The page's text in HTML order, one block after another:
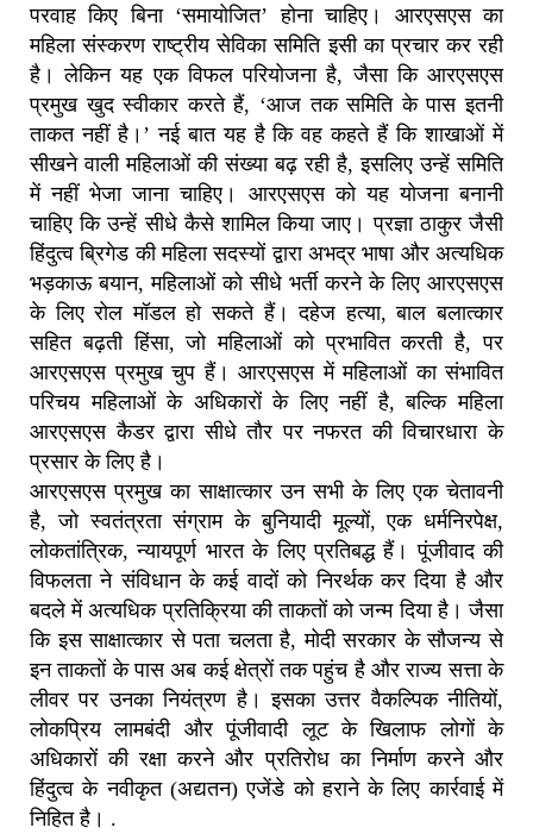
परवाह किए बिना ‘समायोजित’ होना चाहिए। आरएसएस का
महिला संस्करण राष्ट्रीय सेविका समिति इसी का प्रचार कर रही
है। लेकिन यह एक विफल परियोजना है, जैसा कि आरएसएस
प्रमुख खुद स्वीकार करते हैं, ‘आज तक समिति के पास इतनी
ताकत नहीं है।’ नई बात यह है कि वह कहते हैं कि शाखाओं में
सीखने वाली महिलाओं की संख्या बढ़ रही है, इसलिए उन्हें समिति
में नहीं भेजा जाना चाहिए। आरएसएस को यह योजना बनानी
चाहिए कि उन्हें सीधे कैसे शामिल किया जाए। प्रज्ञा ठाकुर जैसी
हिंदुत्व ब्रिगेड की महिला सदस्यों द्वारा अभद्र भाषा और अत्यधिक
भड़काऊ बयान, महिलाओं को सीधे भर्ती करने के लिए आरएसएस
के लिए रोल मॉडल हो सकते हैं। दहेज हत्या, बाल बलात्कार
सहित बढ़ती हिंसा, जो महिलाओं को प्रभावित करती है, पर
आरएसएस प्रमुख चुप हैं। आरएसएस में महिलाओं का संभावित
परिचय महिलाओं के अधिकारों के लिए नहीं है, बल्कि महिला
आरएसएस कैडर द्वारा सीधे तौर पर नफरत की विचारधारा के
प्रसार के लिए है।
आरएसएस प्रमुख का साक्षात्कार उन सभी के लिए एक चेतावनी
है, जो स्वतंत्रता संग्राम के बुनियादी मूल्यों, एक धर्मनिरपेक्ष,
लोकतांत्रिक, न्यायपूर्ण भारत के लिए प्रतिबद्ध हैं। पूंजीवाद की
विफलता ने संविधान के कई वादों को निरर्थक कर दिया है और
बदले में अत्यधिक प्रतिक्रिया की ताकतों को जन्म दिया है। जैसा
कि इस साक्षात्कार से पता चलता है, मोदी सरकार के सौजन्य से
इन ताकतों के पास अब कई क्षेत्रों तक पहुंच है और राज्य सत्ता के
लीवर पर उनका नियंत्रण है। इसका उत्तर वैकल्पिक नीतियों,
लोकप्रिय लामबंदी और पूंजीवादी लूट के खिलाफ लोगों के
अधिकारों की रक्षा करने और प्रतिरोध का निर्माण करने और
हिंदुत्व के नवीकृत (अद्यतन) एजेंडे को हराने के लिए कार्रवाई में
निहित है। .